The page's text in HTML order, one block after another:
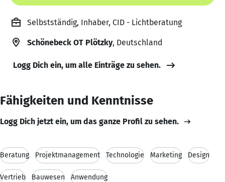
Selbstständig, Inhaber, CID - Lichtberatung
Schönebeck OT Plötzky, Deutschland
Logg Dich ein, um alle Einträge zu sehen.
Fähigkeiten und Kenntnisse
Logg Dich jetzt ein, um das ganze Profil zu sehen.
Beratung Projektmanagement Technologie Marketing Design
Vertrieb Bauwesen Anwendung